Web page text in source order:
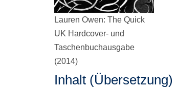
Lauren Owen: The Quick
UK Hardcover- und
Taschenbuchausgabe
(2014)
Inhalt (Übersetzung)